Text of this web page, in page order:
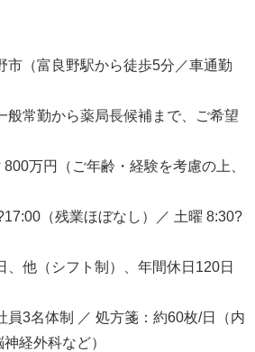
市（富良野駅から徒歩5分／車通勤
般常勤から薬局長候補まで、ご希望
万円（ご年齢・経験を考慮の上、
（残業ほぼなし）／ 土曜 8:30?
、他（シフト制）、年間休日120日
員3名体制 ／ 処方箋：約60枚/日（内
経外科など）